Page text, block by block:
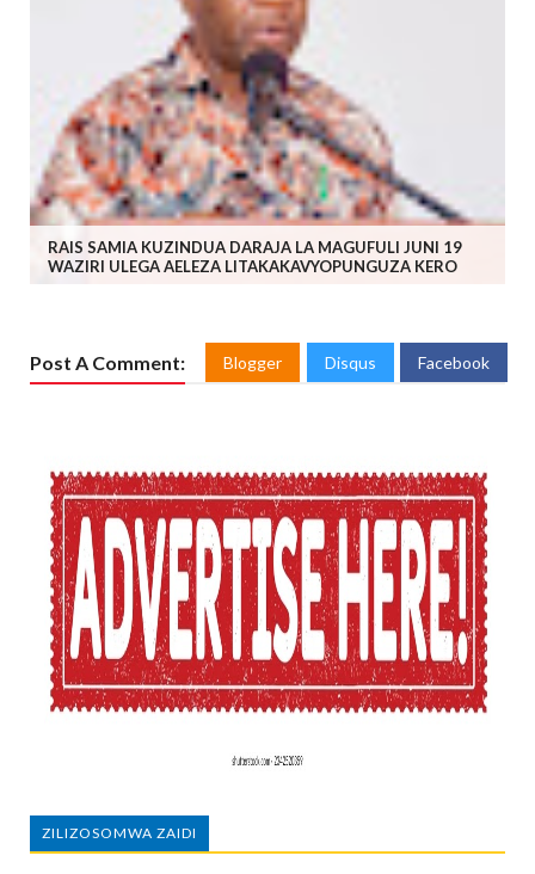
RAIS SAMIA KUZINDUA DARAJA LA MAGUFULI JUNI 19
WAZIRI ULEGA AELEZA LITAKAKAVYOPUNGUZA KERO
Post A Comment: Blogger Disqus Facebook
ZILIZOSOMWA ZAIDI